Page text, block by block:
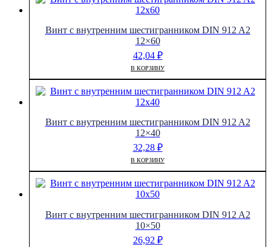
Винт с внутренним шестигранником DIN 912 A2
12×60
42,04 ₽
В КОРЗИНУ
Винт с внутренним шестигранником DIN 912 A2
12×40
32,28 ₽
В КОРЗИНУ
Винт с внутренним шестигранником DIN 912 A2
10×50
26,92 ₽